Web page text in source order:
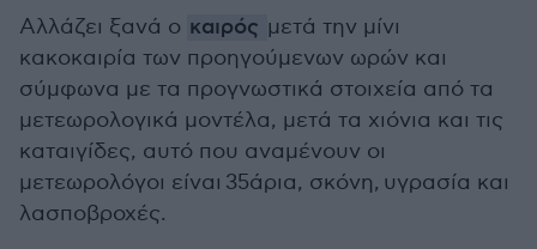
Αλλάζει ξανά ο καιρός μετά την μίνι
κακοκαιρία των προηγούμενων ωρών και
σύμφωνα με τα προγνωστικά στοιχεία από τα
μετεωρολογικά μοντέλα, μετά τα χιόνια και τις
καταιγίδες, αυτό που αναμένουν οι
μετεωρολόγοι είναι 35άρια, σκόνη, υγρασία και
λασποβροχές.